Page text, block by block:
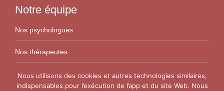
Notre équipe
Nos psychologues
Nos thérapeutes
Nos conseillers conjugaux
Nous utilisons des cookies et autres technologies similaires,
indispensables pour l’exécution de l’app et du site Web. Nous